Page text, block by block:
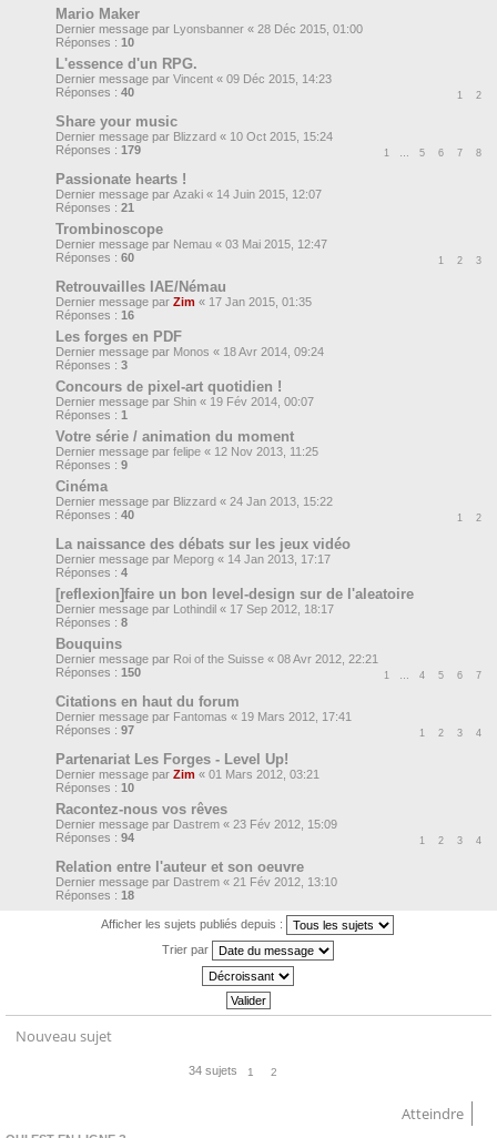
Mario Maker
Dernier message par Lyonsbanner « 28 Déc 2015, 01:00
Réponses : 10
L'essence d'un RPG.
Dernier message par Vincent « 09 Déc 2015, 14:23
Réponses : 40 1 2
Share your music
Dernier message par Blizzard « 10 Oct 2015, 15:24
Réponses : 179 1 … 5 6 7 8
Passionate hearts !
Dernier message par Azaki « 14 Juin 2015, 12:07
Réponses : 21
Trombinoscope
Dernier message par Nemau « 03 Mai 2015, 12:47
Réponses : 60 1 2 3
Retrouvailles IAE/Némau
Dernier message par Zim « 17 Jan 2015, 01:35
Réponses : 16
Les forges en PDF
Dernier message par Monos « 18 Avr 2014, 09:24
Réponses : 3
Concours de pixel-art quotidien !
Dernier message par Shin « 19 Fév 2014, 00:07
Réponses : 1
Votre série / animation du moment
Dernier message par felipe « 12 Nov 2013, 11:25
Réponses : 9
Cinéma
Dernier message par Blizzard « 24 Jan 2013, 15:22
Réponses : 40 1 2
La naissance des débats sur les jeux vidéo
Dernier message par Meporg « 14 Jan 2013, 17:17
Réponses : 4
[reflexion]faire un bon level-design sur de l'aleatoire
Dernier message par Lothindil « 17 Sep 2012, 18:17
Réponses : 8
Bouquins
Dernier message par Roi of the Suisse « 08 Avr 2012, 22:21
Réponses : 150 1 … 4 5 6 7
Citations en haut du forum
Dernier message par Fantomas « 19 Mars 2012, 17:41
Réponses : 97 1 2 3 4
Partenariat Les Forges - Level Up!
Dernier message par Zim « 01 Mars 2012, 03:21
Réponses : 10
Racontez-nous vos rêves
Dernier message par Dastrem « 23 Fév 2012, 15:09
Réponses : 94 1 2 3 4
Relation entre l'auteur et son oeuvre
Dernier message par Dastrem « 21 Fév 2012, 13:10
Réponses : 18
Afficher les sujets publiés depuis :
Trier par
Nouveau sujet
34 sujets 1 2
Atteindre